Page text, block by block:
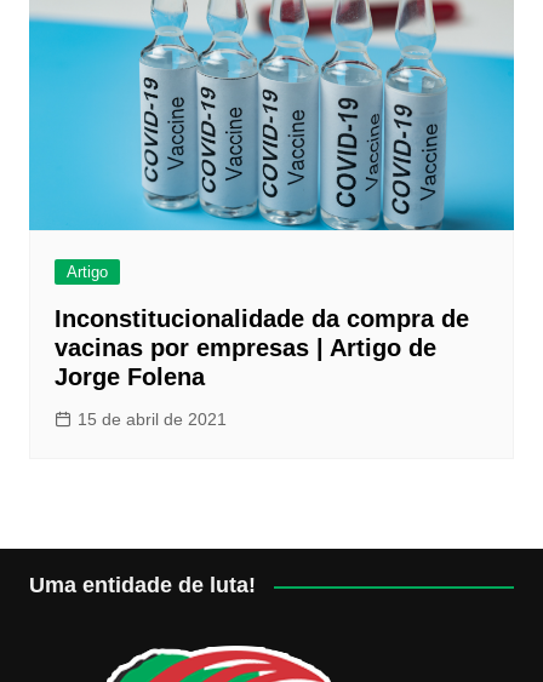
Artigo
Inconstitucionalidade da compra de
vacinas por empresas | Artigo de
Jorge Folena
15 de abril de 2021
Uma entidade de luta!